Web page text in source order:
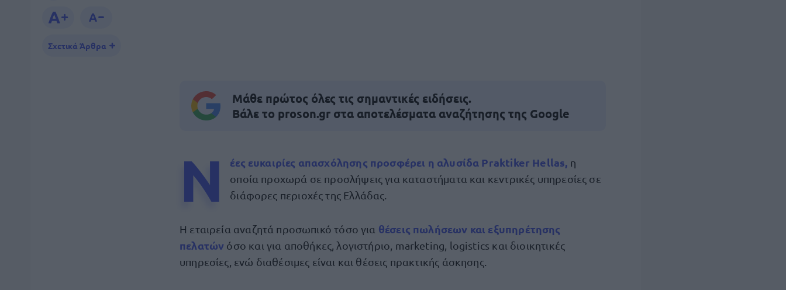
Σχετικά Άρθρα
Μάθε πρώτος όλες τις σημαντικές ειδήσεις.
Βάλε το proson.gr στα αποτελέσματα αναζήτησης της Google
Ν έες ευκαιρίες απασχόλησης προσφέρει η αλυσίδα Praktiker Hellas, η
οποία προχωρά σε προσλήψεις για καταστήματα και κεντρικές υπηρεσίες σε
διάφορες περιοχές της Ελλάδας.
Η εταιρεία αναζητά προσωπικό τόσο για θέσεις πωλήσεων και εξυπηρέτησης
πελατών όσο και για αποθήκες, λογιστήριο, marketing, logistics και διοικητικές
υπηρεσίες, ενώ διαθέσιμες είναι και θέσεις πρακτικής άσκησης.